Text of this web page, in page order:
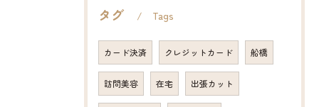
タグ Tags
カード決済 クレジットカード 船橋
訪問美容 在宅 出張カット